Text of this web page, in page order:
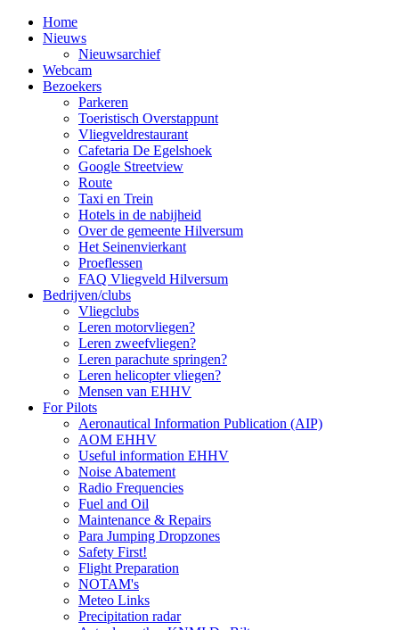
Home
Nieuws
Nieuwsarchief
Webcam
Bezoekers
Parkeren
Toeristisch Overstappunt
Vliegveldrestaurant
Cafetaria De Egelshoek
Google Streetview
Route
Taxi en Trein
Hotels in de nabijheid
Over de gemeente Hilversum
Het Seinenvierkant
Proeflessen
FAQ Vliegveld Hilversum
Bedrijven/clubs
Vliegclubs
Leren motorvliegen?
Leren zweefvliegen?
Leren parachute springen?
Leren helicopter vliegen?
Mensen van EHHV
For Pilots
Aeronautical Information Publication (AIP)
AOM EHHV
Useful information EHHV
Noise Abatement
Radio Frequencies
Fuel and Oil
Maintenance & Repairs
Para Jumping Dropzones
Safety First!
Flight Preparation
NOTAM's
Meteo Links
Precipitation radar